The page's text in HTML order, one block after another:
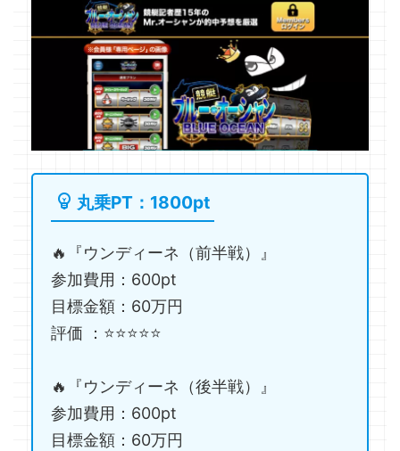
丸乗PT：1800pt
🔥『ウンディーネ（前半戦）』
参加費用：600pt
目標金額：60万円
評価 ：⭐️⭐️⭐️⭐️⭐️
🔥『ウンディーネ（後半戦）』
参加費用：600pt
目標金額：60万円